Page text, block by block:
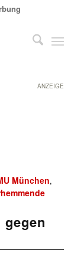
ANZEIGE
München,